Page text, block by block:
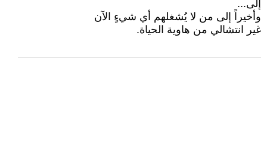
إلى...
وأخيراً إلى من لا يُشغلهم أي شيءٍ الآن
غير انتشالي من هاوية الحياة.